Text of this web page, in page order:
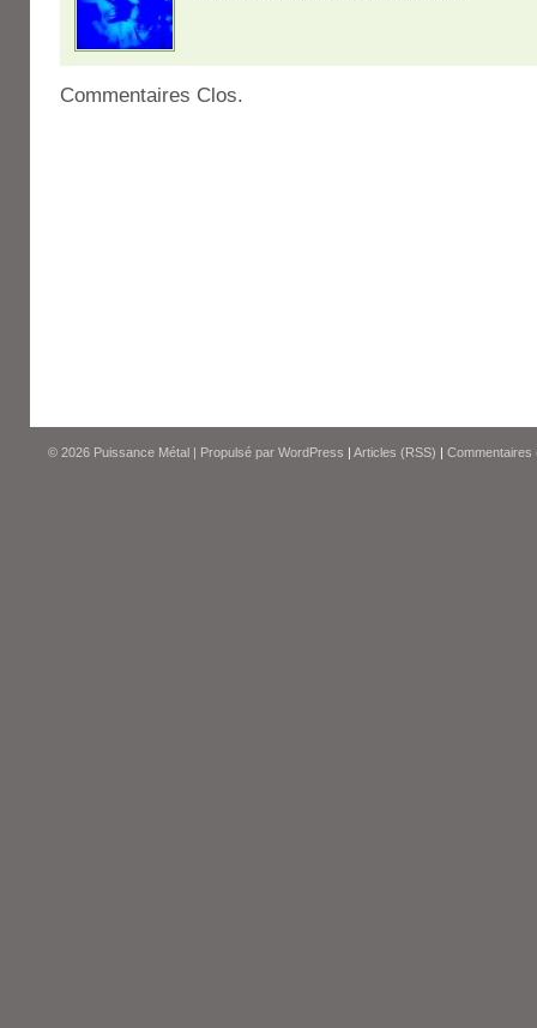
Commentaires Clos.
© 2026 Puissance Métal | Propulsé par WordPress | Articles (RSS) | Commentaires